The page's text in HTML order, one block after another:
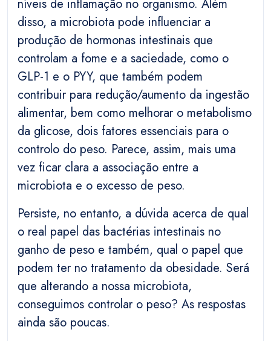
níveis de inflamação no organismo. Além
disso, a microbiota pode influenciar a
produção de hormonas intestinais que
controlam a fome e a saciedade, como o
GLP-1 e o PYY, que também podem
contribuir para redução/aumento da ingestão
alimentar, bem como melhorar o metabolismo
da glicose, dois fatores essenciais para o
controlo do peso. Parece, assim, mais uma
vez ficar clara a associação entre a
microbiota e o excesso de peso.
Persiste, no entanto, a dúvida acerca de qual
o real papel das bactérias intestinais no
ganho de peso e também, qual o papel que
podem ter no tratamento da obesidade. Será
que alterando a nossa microbiota,
conseguimos controlar o peso? As respostas
ainda são poucas.